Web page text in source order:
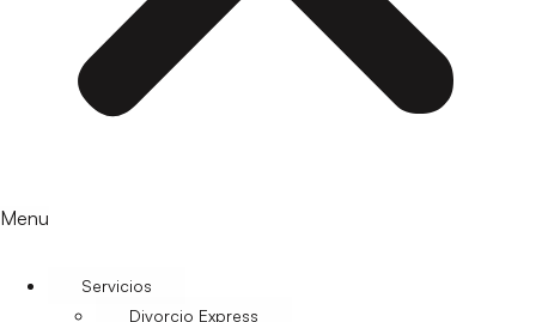
Menu
Servicios
Divorcio Express